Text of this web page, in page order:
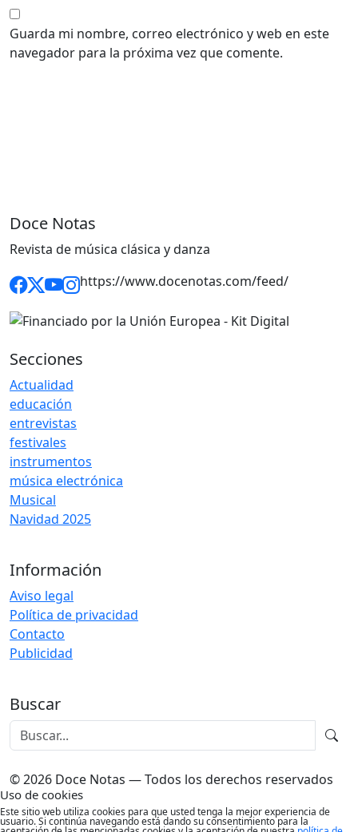
Guarda mi nombre, correo electrónico y web en este
navegador para la próxima vez que comente.
Doce Notas
Revista de música clásica y danza
https://www.docenotas.com/feed/
Secciones
Actualidad
educación
entrevistas
festivales
instrumentos
música electrónica
Musical
Navidad 2025
Información
Aviso legal
Política de privacidad
Contacto
Publicidad
Buscar
© 2026 Doce Notas — Todos los derechos reservados
Uso de cookies
Este sitio web utiliza cookies para que usted tenga la mejor experiencia de
usuario. Si continúa navegando está dando su consentimiento para la